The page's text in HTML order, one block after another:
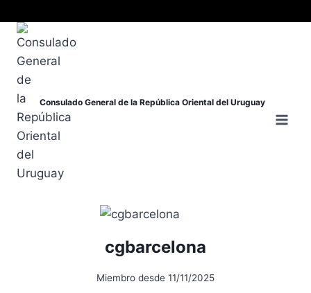
Consulado General de la República Oriental del Uruguay
cgbarcelona
Miembro desde 11/11/2025